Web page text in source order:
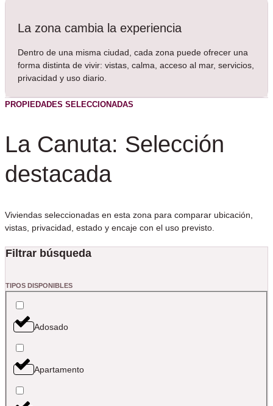
La zona cambia la experiencia
Dentro de una misma ciudad, cada zona puede ofrecer una
forma distinta de vivir: vistas, calma, acceso al mar, servicios,
privacidad y uso diario.
PROPIEDADES SELECCIONADAS
La Canuta: Selección
destacada
Viviendas seleccionadas en esta zona para comparar ubicación,
vistas, privacidad, estado y encaje con el uso previsto.
Filtrar búsqueda
TIPOS DISPONIBLES
Adosado
Apartamento